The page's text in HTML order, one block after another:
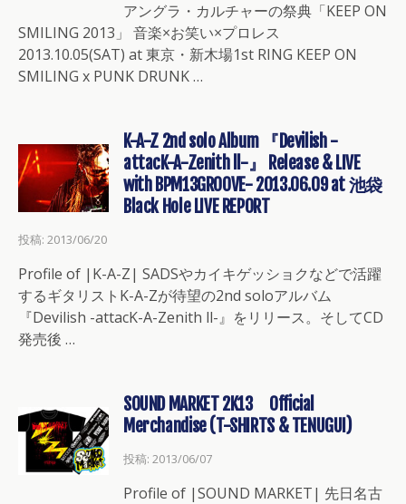
アングラ・カルチャーの祭典「KEEP ON
SMILING 2013」 音楽×お笑い×プロレス
2013.10.05(SAT) at 東京・新木場1st RING KEEP ON
SMILING x PUNK DRUNK …
K-A-Z 2nd solo Album 『Devilish -
attacK-A-Zenith ll-』 Release & LIVE
with BPM13GROOVE- 2013.06.09 at 池袋
Black Hole LIVE REPORT
投稿: 2013/06/20
Profile of |K-A-Z| SADSやカイキゲッショクなどで活躍
するギタリストK-A-Zが待望の2nd soloアルバム
『Devilish -attacK-A-Zenith ll-』をリリース。そしてCD
発売後 …
SOUND MARKET 2K13 Official
Merchandise (T-SHIRTS & TENUGUI)
投稿: 2013/06/07
Profile of |SOUND MARKET| 先日名古